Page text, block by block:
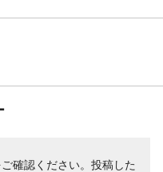
ご確認ください。投稿した